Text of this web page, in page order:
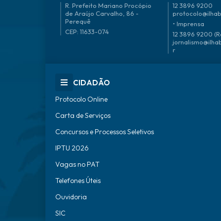
ci
a
R. Prefeito Mariano Procópio
de Araújo Carvalho, 86 -
Perequê
CEP: 11633-074
12 3896 9200
• Imprensa
12 3896 9200
r
CIDADÃO
Protocolo Online
Carta de Serviços
Concursos e Processos Seletivos
IPTU 2026
Vagas no PAT
Telefones Úteis
Ouvidoria
SIC